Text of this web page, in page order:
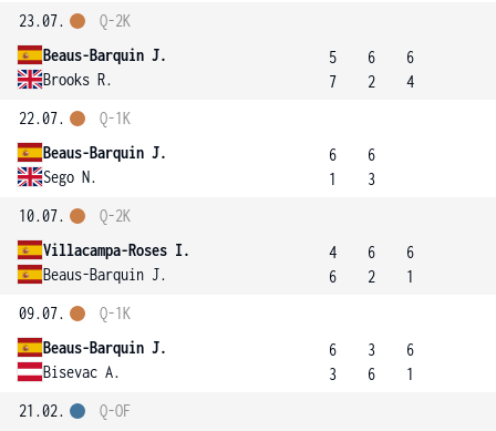
23.07.
Beaus-Barquin J.
Brooks R.
Q-2K
5
7
6
2
6
4
22.07.
Beaus-Barquin J.
Sego N.
Q-1K
6
1
6
3
10.07.
Villacampa-Roses I.
Beaus-Barquin J.
Q-2K
4
6
6
2
6
1
09.07.
Beaus-Barquin J.
Bisevac A.
Q-1K
6
3
3
6
6
1
21.02.
Q-OF